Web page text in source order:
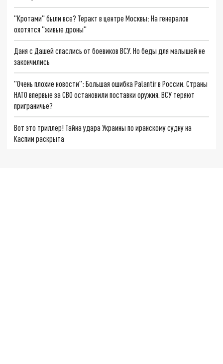
"Кротами" были все? Теракт в центре Москвы: На генералов
охотятся "живые дроны"
Даня с Дашей спаслись от боевиков ВСУ. Но беды для малышей не
закончились
"Очень плохие новости": Большая ошибка Palantir в России. Страны
НАТО впервые за СВО остановили поставки оружия. ВСУ теряют
приграничье?
Вот это триллер! Тайна удара Украины по иранскому судну на
Каспии раскрыта